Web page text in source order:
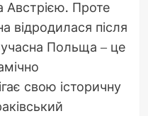
Австрією. Проте
відродилася після
Польща – це
свою історичну